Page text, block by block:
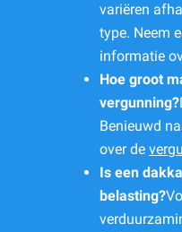
variëren
type. Neem
informatie
Hoe groot
vergunning?
Benieuwd
over de
Is een
belasting?